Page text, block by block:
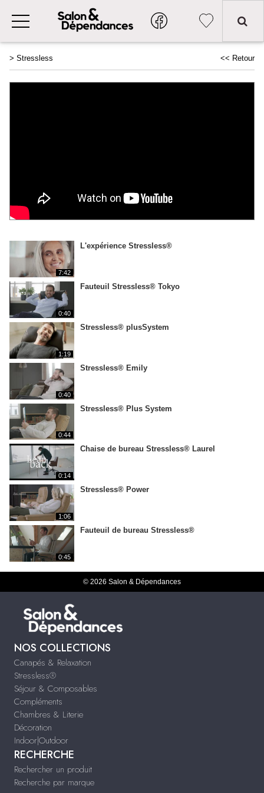
> Stressless << Retour
7:42
L'expérience Stressless®
0:40
Fauteuil Stressless® Tokyo
1:19
Stressless® plusSystem
0:40
Stressless® Emily
0:44
Stressless® Plus System
0:14
Chaise de bureau Stressless® Laurel
1:06
Stressless® Power
0:45
Fauteuil de bureau Stressless®
© 2026 Salon & Dépendances
NOS COLLECTIONS
Canapés & Relaxation
Stressless®
Séjour & Composables
Compléments
Chambres & Literie
Décoration
Indoor|Outdoor
RECHERCHE
Rechercher un produit
Recherche par marque